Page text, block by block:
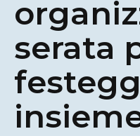
serata